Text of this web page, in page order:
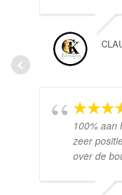
100% aan
zeer
over de